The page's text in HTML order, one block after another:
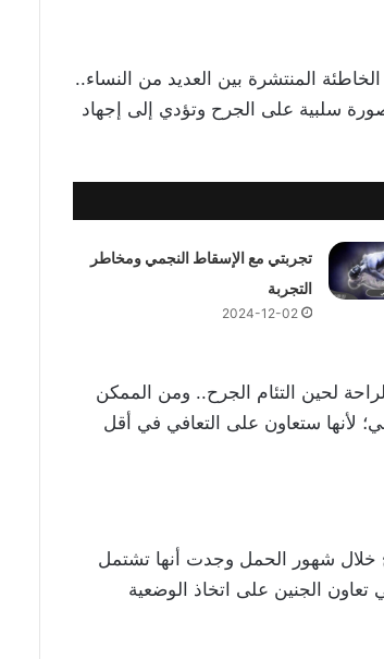
المنتشرة بين العديد من النساء..
سلبية على الجرح وتؤدي إلى إجهاد
تجربتي مع الإسقاط النجمي ومخاطر
التجربة
2024-12-02
لحين التئام الجرح.. ومن الممكن
لأنها ستعاون على التعافي في أقل
خلال شهور الحمل وجدت أنها تشتمل
تعاون الجنين على اتخاذ الوضعية